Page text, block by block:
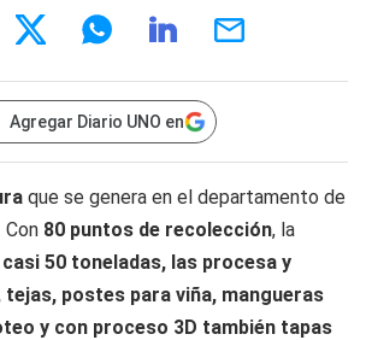
Agregar Diario UNO en
que se genera en el departamento de
Con 80 puntos de recolección, la
50 toneladas, las procesa y
postes para viña, mangueras
y con proceso 3D también tapas